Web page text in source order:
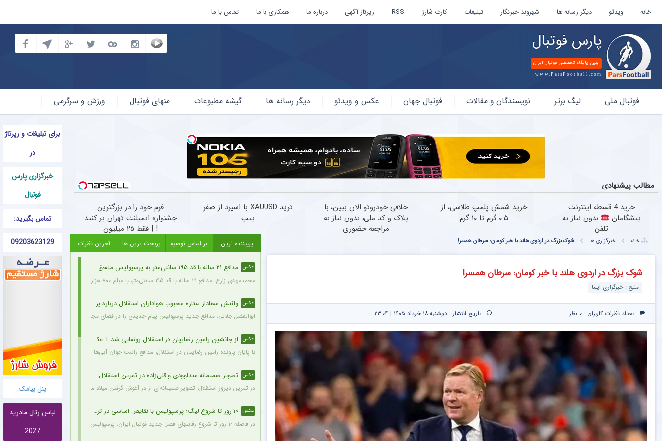
خانه ویدئو دیگر رسانه ها شهروند خبرنگار تبلیغات کارت شارژ RSS رپرتاژ آگهی درباره ما همکاری با ما تماس با ما
پارس فوتبال
اولین پایگاه تخصصی فوتبال ایران
www.ParsFootball.com
فوتبال
فوتبال ملی لیگ برتر نویسندگان و مقالات فوتبال جهان عکس و ویدئو دیگر رسانه ها گیشه مطبوعات منهای فوتبال ورزش و سرگرمی
برای تبلیغات و رپرتاژ
در
خبرگزاری پارس
فوتبال
تماس بگیرید:
09203623129
پنل پیامک
لباس رئال مادرید
2027
مطالب پیشنهادی
خرید 4 قسطه اینترنت
پیشگامان
بدون نیاز به
تلفن
خرید شمش پلمپ طلاسی، از
۰.۵ گرم تا ۱۰ گرم
خلافی خودروتو الان ببین، با
پلاک و کد ملی، بدون نیاز به
مراجعه حضوری
ترید XAUUSD با اسپرد از صفر
پیپ
فرم خود را در بزرگترین
جشنواره ایمپلنت تهران پر کنید
! | فقط ۲۵ میلیون
خانه خبرگزاری ها شوک بزرگ در اردوی هلند با خبر کومان: سرطان همسر!
شوک بزرگ در اردوی هلند با خبر کومان: سرطان همسر!
منبع : خبرگزاری ایلنا
تعداد نظرات کاربران : ۰ نظر تاریخ انتشار : دوشنبه ۱۸ خرداد ۱۴۰۵ | ۲۳:۰۴
پربیننده ترین بر اساس توصیه پربحث ترین ها آخرین نظرات
عکس مدافع ۲۱ ساله با قد ۱۹۵ سانتی‌متر به پرسپولیس ملحق شد + عکس
محمدمهدی زارع، مدافع ۲۱ ساله با قد ۱۹۵ سانتی‌متر، با مبلغ ۸۰۰ هزار دلار از اخمت گروژنی به پرسپولیس پیوست.
عکس واکنش معنادار ستاره محبوب هواداران استقلال درباره پرسپولیس + عکس
ابوالفضل جلالی، مدافع جدید پرسپولیس پیام جدیدی را در فضای مجازی به اشتراک گذاشت: تمام قلبم
عکس از جانشین رامین رضاییان در استقلال رونمایی شد + عکس
با پایان پرونده رامین رضاییان در استقلال، مدافع راست جوان آبی‌ها انگیزه بیشتری برای شروع فصل پیدا
عکس تصویر صمیمانه میداوودی و قلی‌زاده در تمرین استقلال + عکس
در تمرین دیروز استقلال، تصویر صمیمانه‌ای از در آغوش گرفتن میلاد میداوودی (مربی مهاجمان) و
عکس ۱۰ روز تا شروع لیگ؛ پرسپولیس با نقایص اساسی در ترکیب + عکس
در فاصله ۱۰ روز تا شروع رقابتهای فصل جدید فوتبال ایران، پرسپولیس پنج جای خالی در فهرست بزرگسالان خود می‌بیند و البته نقایصی که در صورت عدم تکمیل تیم، میتواند آسیب بزرگی را در طول فصل به این تیم بزند. سرخپوشان در این پنجره نقل و انتقالات ۸ خرید را انجام دادند اما باتوجه به ضعف اسکواد فصل گذشته و همچنین کنار گذاشتن شش بازیکن، همچنان چند پست در تیم پرسپولیس خالی است.